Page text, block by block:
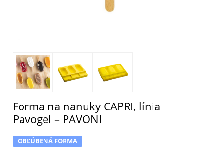
Forma na nanuky CAPRI, línia
Pavogel – PAVONI
OBĽÚBENÁ FORMA